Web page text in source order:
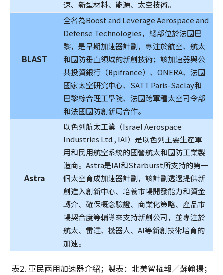
速、新型材料、能源、太空技術。
BLAST
全名為Boost and Leverage Aerospace and
Defense Technologies，總部位於法國巴
黎，是早期加速器計劃，專注於航空、航太
和國防垂直領域的新創技術；該加速器與公
共投資銀行（Bpifrance）、ONERA、法國
國家太空研究中心、SATT Paris-Saclay和
巴黎綜合理工學院、法國跨軍種太空司令部
和法國國防創新局合作。
Astra
以色列航太工業（Israel Aerospace
Industries Ltd., IAI）是以色列主要生產軍
用和民用航空系統的國營航太和國防工業製
造商。Astra是IAI和Starburst所支持的第一
個太空育成加速器計劃，該計劃透過提供新
創進入創新中心、培養市場開發能力和資金
轉介、確保概念驗證、商業化策略、產品市
場契合度等輔導來支持新創公司，並專注於
航太、雷達、機器人、AI等新創技術培育的
加速。
表2. 軍民兩用加速器介紹；製表：北美智權報／蘇翰揚；